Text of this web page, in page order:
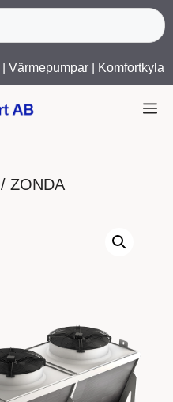
Värmepumpar Komfortkyla
/ ZONDA